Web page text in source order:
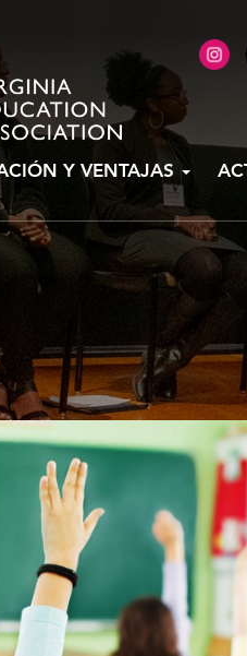
Y VENTAJAS